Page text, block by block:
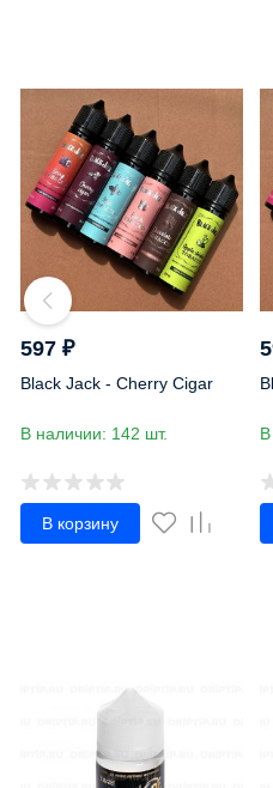
597 ₽
Black Jack - Cherry Cigar
В наличии: 142 шт.
В корзину